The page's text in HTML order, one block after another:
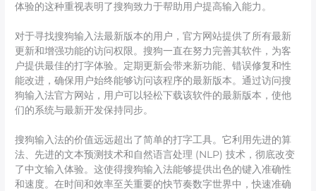
体验的这种重视表明了搜狗致力于帮助用户提高输入能力。
对于寻找搜狗输入法最新版本的用户，官方网站提供了所有最新
更新和增强功能的访问权限。搜狗一直在努力完善其软件，为客
户提供最佳的打字体验。定期更新会带来新功能、错误修复和性
能改进，确保用户始终能够访问该程序的最新版本。通过访问搜
狗输入法官方网站，用户可以轻松下载该软件的最新版本，使他
们的系统与最新开发保持同步。
搜狗输入法的价值远远超出了简单的打字工具。它利用先进的算
法、先进的文本预测技术和自然语言处理 (NLP) 技术，彻底改变
了中文输入体验。这使得搜狗输入法能够提供出色的键入准确性
和速度。在时间和效率至关重要的快节奏数字世界中，快速准确